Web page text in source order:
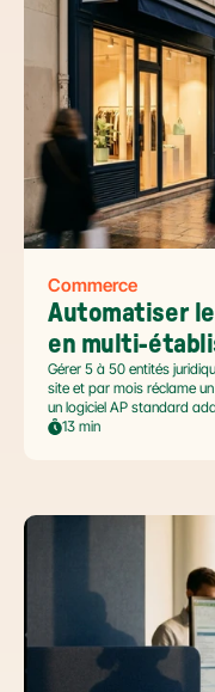
Commerce
Automatiser
en multi-
Gérer 5 à 50 entités
site et par mois réclame
un logiciel AP standard
automatiser sans casser la
13 min